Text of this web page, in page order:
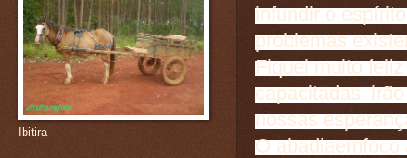
infundir o
problemas
Fiquei muito
capacitadas
nossas
O abadiaemfoco
Ibitira